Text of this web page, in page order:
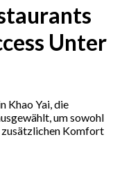
Unter
Khao Yai, die
um sowohl
zusätzlichen Komfort